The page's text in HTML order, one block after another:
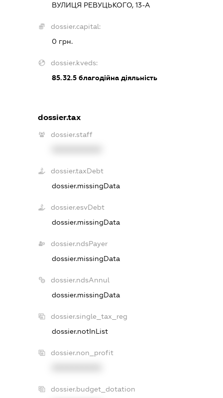
ВУЛИЦЯ РЕВУЦЬКОГО, 13-А
dossier.capital:
0 грн.
dossier.kveds:
85.32.5благодійна діяльність
dossier.tax
dossier.staff
dossier.taxDebt
dossier.missingData
dossier.esvDebt
dossier.missingData
dossier.ndsPayer
dossier.missingData
dossier.ndsAnnul
dossier.missingData
dossier.single_tax_reg
dossier.notInList
dossier.non_profit
dossier.budget_dotation